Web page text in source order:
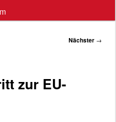
Nächster →
zur EU-